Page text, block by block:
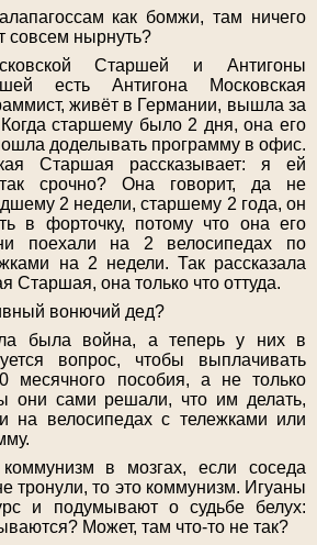
как бомжи, там ничего
совсем нырнуть?
Старшей и Антигоны
есть Антигона Московская
живёт в Германии, вышла за
старшему было 2 дня, она его
доделывать программу в офис.
Старшая рассказывает: я ей
срочно? Она говорит, да не
2 недели, старшему 2 года, он
в форточку, потому что она его
поехали на 2 велосипедах по
на 2 недели. Так рассказала
Старшая, она только что оттуда.
вонючий дед?
была война, а теперь у них в
вопрос, чтобы выплачивать
месячного пособия, а не только
они сами решали, что им делать,
на велосипедах с тележками или
в мозгах, если соседа
тронули, то это коммунизм. Игуаны
и подумывают о судьбе белух:
Может, там что-то не так?